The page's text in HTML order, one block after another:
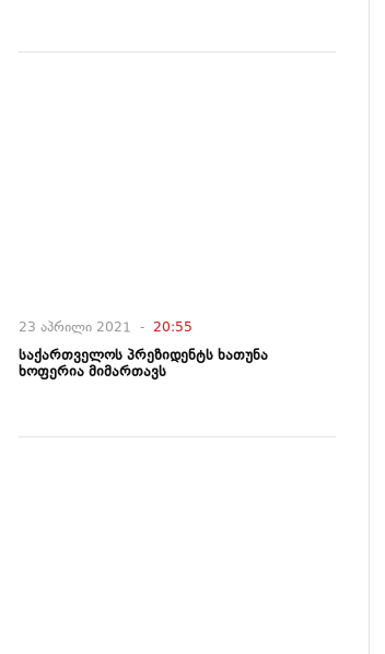
23 აპრილი 2021 - 20:55
საქართველოს პრეზიდენტს ხათუნა
ხოფერია მიმართავს